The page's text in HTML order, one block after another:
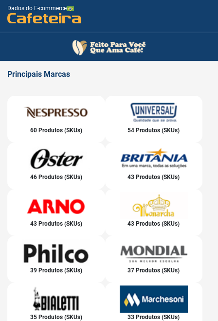
Dados do E-commerce
Cafeteira
Principais Marcas
60 Produtos (SKUs) 54 Produtos (SKUs)
46 Produtos (SKUs) 43 Produtos (SKUs)
43 Produtos (SKUs) 43 Produtos (SKUs)
39 Produtos (SKUs) 37 Produtos (SKUs)
35 Produtos (SKUs) 33 Produtos (SKUs)